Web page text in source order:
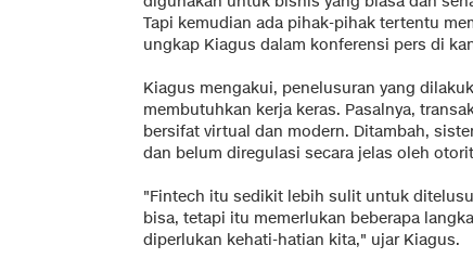
Tapi kemudian ada pihak-pihak tertentu
ungkap Kiagus dalam konferensi pers di
Kiagus mengakui, penelusuran yang
membutuhkan kerja keras. Pasalnya,
bersifat virtual dan modern. Ditambah,
dan belum diregulasi secara jelas oleh
"Fintech itu sedikit lebih sulit untuk
bisa, tetapi itu memerlukan beberapa
diperlukan kehati-hatian kita," ujar Kiagus.